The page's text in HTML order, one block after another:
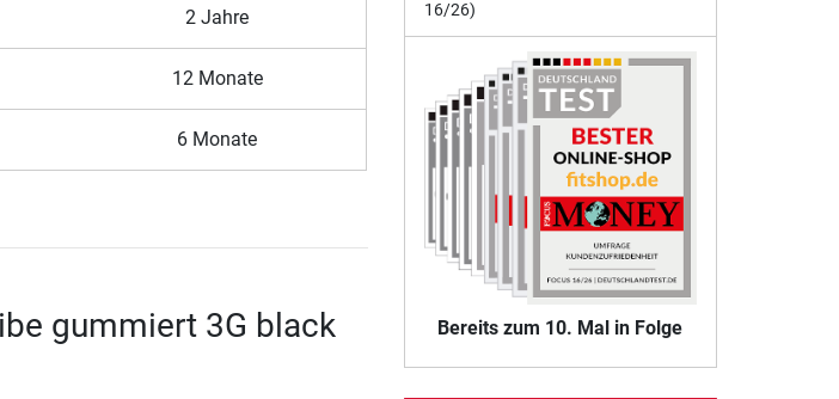
2 Jahre
12 Monate
6 Monate
gummiert 3G black
16/26)
Bereits zum 10. Mal in Folge